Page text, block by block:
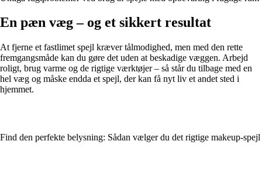
En pæn væg – og et sikkert resultat
At fjerne et fastlimet spejl kræver tålmodighed, men med den rette
fremgangsmåde kan du gøre det uden at beskadige væggen. Arbejd
roligt, brug varme og de rigtige værktøjer – så står du tilbage med en
hel væg og måske endda et spejl, der kan få nyt liv et andet sted i
hjemmet.
Find den perfekte belysning: Sådan vælger du det rigtige makeup-spejl